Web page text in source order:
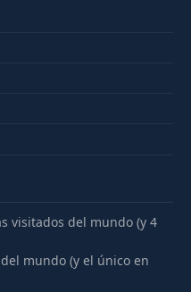
visitados del mundo (y 4
mundo (y el único en